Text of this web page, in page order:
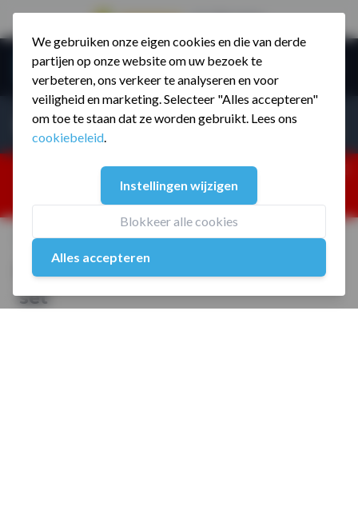
We gebruiken onze eigen cookies en die van derde
partijen op onze website om uw bezoek te
verbeteren, ons verkeer te analyseren en voor
veiligheid en marketing. Selecteer "Alles accepteren"
om toe te staan dat ze worden gebruikt. Lees ons
cookiebeleid.
Instellingen wijzigen
Blokkeer alle cookies
Alles accepteren
Ga naar de inhoud
Menu
Producten zoeken...
25% korting ivm vakantiesluiting. Gebruik code:
ZOMERMP. muv vloeren, fitnesstoestellen, boksartikelen,
zakelijk en dealer inlog. Verzending vanaf 19 aug.
Home / MP6088 Halterstang onderhoud set
MP6088 Halterstang onderhoud
set